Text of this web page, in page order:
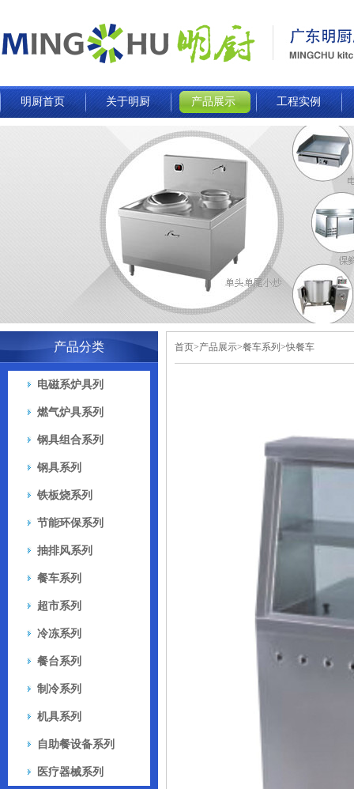
明厨首页 关于明厨 产品展示 工程实例
产品分类
电磁系炉具列
燃气炉具系列
钢具组合系列
钢具系列
铁板烧系列
节能环保系列
抽排风系列
餐车系列
超市系列
冷冻系列
餐台系列
制冷系列
机具系列
自助餐设备系列
医疗器械系列
首页>产品展示>餐车系列>快餐车